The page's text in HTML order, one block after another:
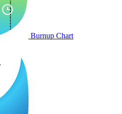
Burnup Chart